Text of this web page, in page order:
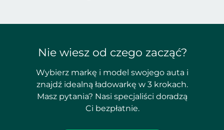
Nie wiesz od czego zacząć?
Wybierz markę i model swojego auta i
znajdź idealną ładowarkę w 3 krokach.
Masz pytania? Nasi specjaliści doradzą
Ci bezpłatnie.